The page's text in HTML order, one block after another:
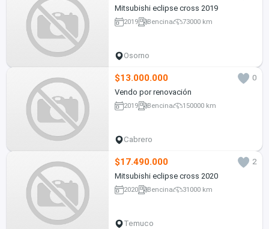
Mitsubishi eclipse cross 2019
2019 Bencina 73000 km
Osorno
$13.000.000
0
Vendo por renovación
2019 Bencina 150000 km
Cabrero
$17.490.000
2
Mitsubishi eclipse cross 2020
2020 Bencina 31000 km
Temuco